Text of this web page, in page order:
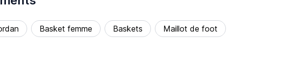
Basket femme Baskets Maillot de foot